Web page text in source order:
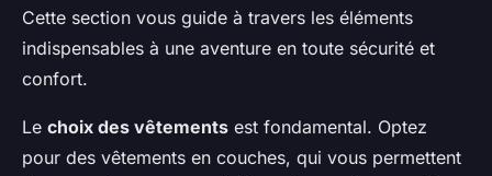
Cette section vous guide à travers les éléments
indispensables à une aventure en toute sécurité et
confort.
Le choix des vêtements est fondamental. Optez
pour des vêtements en couches, qui vous permettent